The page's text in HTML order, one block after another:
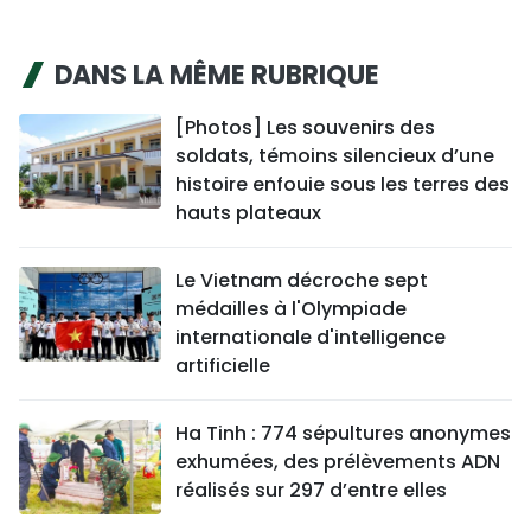
DANS LA MÊME RUBRIQUE
[Photos] Les souvenirs des
soldats, témoins silencieux d’une
histoire enfouie sous les terres des
hauts plateaux
Le Vietnam décroche sept
médailles à l'Olympiade
internationale d'intelligence
artificielle
Ha Tinh : 774 sépultures anonymes
exhumées, des prélèvements ADN
réalisés sur 297 d’entre elles